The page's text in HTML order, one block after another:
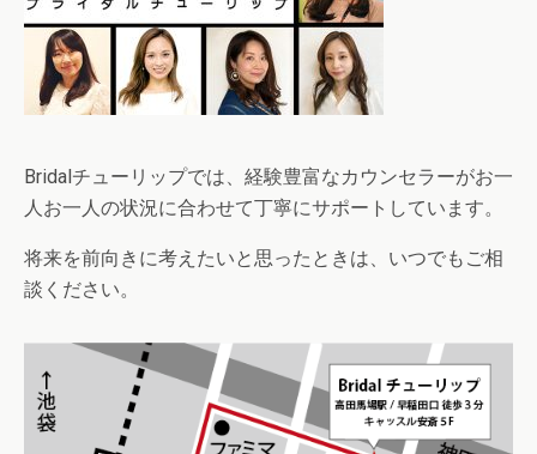
Bridalチューリップでは、経験豊富なカウンセラーがお一
人お一人の状況に合わせて丁寧にサポートしています。
将来を前向きに考えたいと思ったときは、いつでもご相
談ください。